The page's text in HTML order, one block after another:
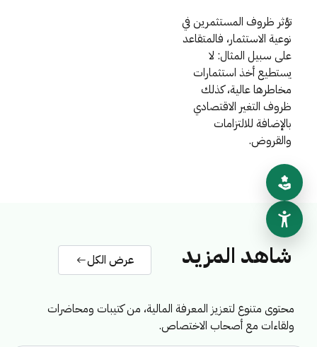
تؤثر ظروف المستثمرين في
نوعية الاستثمار، فالمتقاعد
على سبيل المثال: لا
يستطيع أخذ استثمارات
مخاطرها عالية، كذلك
ظروف التغير الاقتصادي
بالإضافة للالتزامات
والقروض.
شاهد المزيد عرض الكل
محتوى متنوع لتعزيز المعرفة المالية، من كتيبات ومحاضرات
ولقاءات مع أصحاب الاختصاص.